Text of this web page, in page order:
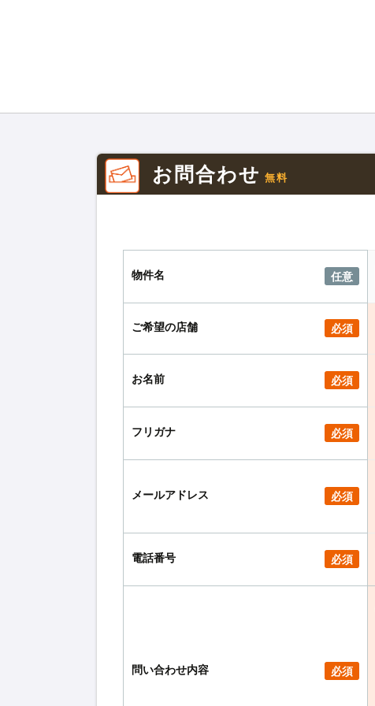
お問合わせ 無料
物件名 任意
ご希望の店舗 必須
お名前 必須
フリガナ 必須
メールアドレス 必須
電話番号 必須
問い合わせ内容 必須